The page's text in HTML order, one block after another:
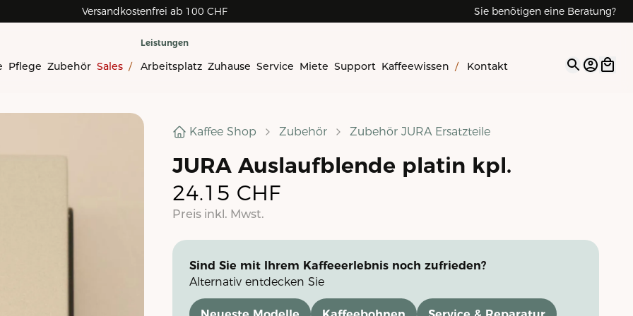
Versandkostenfrei ab 100 CHF Sie benötigen eine Beratung?
Pflege Zubehör Sales /
Leistungen
Arbeitsplatz Zuhause Service Miete Support Kaffeewissen / Kontakt Open
Kaffee Shop Zubehör Zubehör JURA Ersatzteile
JURA Auslaufblende platin kpl.
24.15 CHF
Preis inkl. Mwst.
Sind Sie mit Ihrem Kaffeeerlebnis noch zufrieden?
Alternativ entdecken Sie